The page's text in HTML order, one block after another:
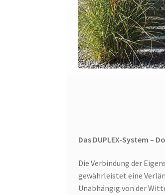
Das DUPLEX-System –
Die Verbindung der
gewährleistet eine
Unabhängig von der